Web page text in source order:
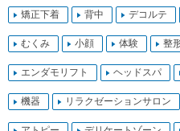
矯正下着 背中 デコルテ
むくみ 小顔 体験 整
エンダモリフト ヘッドスパ
機器 リラクゼーションサロン